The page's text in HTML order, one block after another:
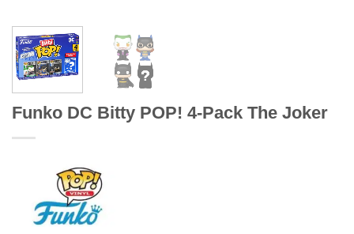
Funko DC Bitty POP! 4-Pack The Joker